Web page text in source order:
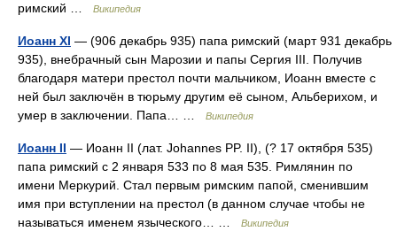
римский …
Википедия
Иоанн XI — (906 декабрь 935) папа римский (март 931 декабрь
935), внебрачный сын Марозии и папы Сергия III. Получив
благодаря матери престол почти мальчиком, Иоанн вместе с
ней был заключён в тюрьму другим её сыном, Альберихом, и
умер в заключении. Папа… …
Википедия
Иоанн ІІ — Иоанн II (лат. Johannes PP. II), (? 17 октября 535)
папа римский с 2 января 533 по 8 мая 535. Римлянин по
имени Меркурий. Стал первым римским папой, сменившим
имя при вступлении на престол (в данном случае чтобы не
называться именем языческого… …
Википедия